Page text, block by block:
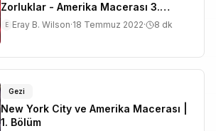
Zorluklar - Amerika Macerası 3.
Bölüm
E Eray B. Wilson·18 Temmuz 2022· 8 dk
Gezi
New York City ve Amerika Macerası |
1. Bölüm